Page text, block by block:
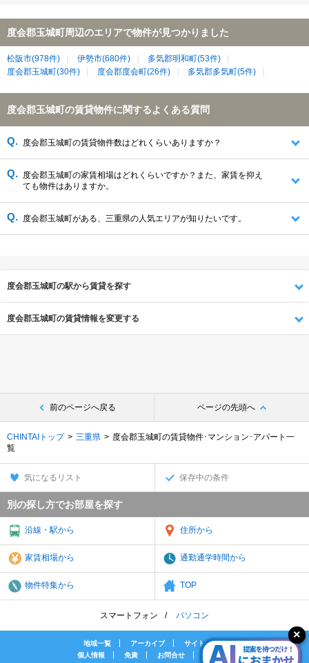
度会郡玉城町周辺のエリアで物件が見つかりました
松阪市(978件) 伊勢市(680件)
多気郡明和町(53件)
度会郡玉城町(30件)
度会郡度会町(26件) 多気郡多気町(5件)
度会郡玉城町の賃貸物件に関するよくある質問
度会郡玉城町の賃貸物件数はどれくらいありますか？
度会郡玉城町の家賃相場はどれくらいですか？また、家賃を抑え
ても物件はありますか。
度会郡玉城町がある、三重県の人気エリアが知りたいです。
度会郡玉城町の駅から賃貸を探す
度会郡玉城町の賃貸情報を変更する
前のページへ戻る ページの先頭へ
CHINTAIトップ 三重県
度会郡玉城町の賃貸物件･マンション･アパート一
覧
気になるリスト 保存中の条件
別の探し方でお部屋を探す
沿線・駅から 住所から
家賃相場から 通勤通学時間から
物件特集から TOP
スマートフォン パソコン
地域一覧 アーカイブ
サイトマップ
個人情報
免責 お問合せ 会社案内